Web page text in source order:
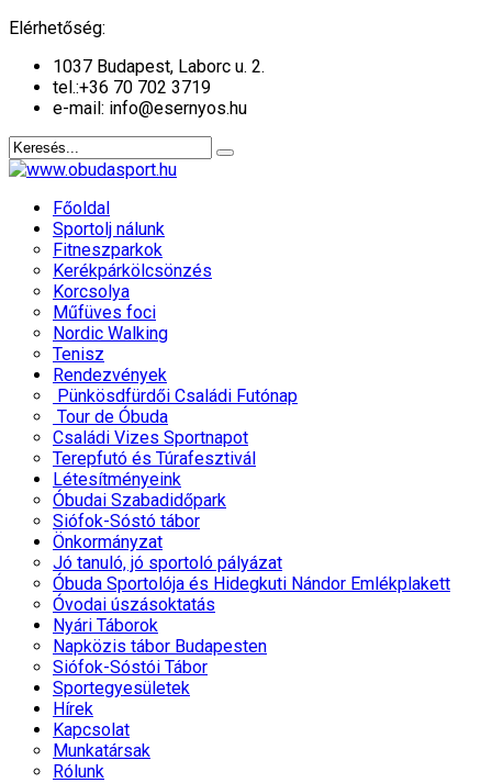
Elérhetőség:
1037 Budapest, Laborc u. 2.
tel.:+36 70 702 3719
e-mail: info@esernyos.hu
Főoldal
Sportolj nálunk
Fitneszparkok
Kerékpárkölcsönzés
Korcsolya
Műfüves foci
Nordic Walking
Tenisz
Rendezvények
Pünkösdfürdői Családi Futónap
Tour de Óbuda
Családi Vizes Sportnapot
Terepfutó és Túrafesztivál
Létesítményeink
Óbudai Szabadidőpark
Siófok-Sóstó tábor
Önkormányzat
Jó tanuló, jó sportoló pályázat
Óbuda Sportolója és Hidegkuti Nándor Emlékplakett
Óvodai úszásoktatás
Nyári Táborok
Napközis tábor Budapesten
Siófok-Sóstói Tábor
Sportegyesületek
Hírek
Kapcsolat
Munkatársak
Rólunk
év
hónap
év
hónap